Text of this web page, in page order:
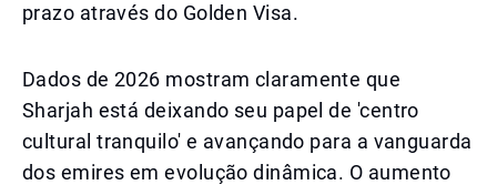
prazo através do Golden Visa.
Dados de 2026 mostram claramente que
Sharjah está deixando seu papel de 'centro
cultural tranquilo' e avançando para a vanguarda
dos emires em evolução dinâmica. O aumento